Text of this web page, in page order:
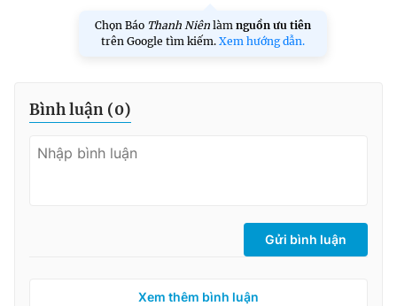
Chọn Báo Thanh Niên làm nguồn ưu tiên
trên Google tìm kiếm. Xem hướng dẫn.
Bình luận (0)
Gửi bình luận
Xem thêm bình luận